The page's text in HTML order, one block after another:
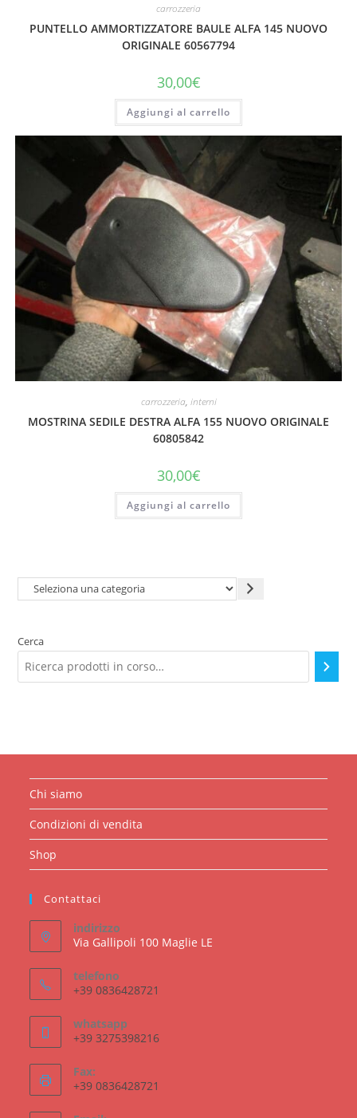
carrozzeria
PUNTELLO AMMORTIZZATORE BAULE ALFA 145 NUOVO
ORIGINALE 60567794
30,00€
Aggiungi al carrello
carrozzeria, interni
MOSTRINA SEDILE DESTRA ALFA 155 NUOVO ORIGINALE
60805842
30,00€
Aggiungi al carrello
Seleziona
Cerca
Chi siamo
Condizioni di vendita
Shop
Contattaci
indirizzo
Via Gallipoli 100 Maglie LE
telefono
+39 0836428721
whatsapp
+39 3275398216
Fax:
+39 0836428721